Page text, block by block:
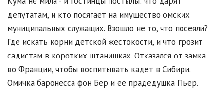
депутатам, и кто посягает на имущество омских
муниципальных служащих. Взошло не то, что посеяли?
Где искать корни детской жестокости, и что грозит
садистам в коротких штанишках. Отказался от замка
во Франции, чтобы воспитывать кадет в Сибири.
Омичка баронесса фон Бер и ее прадедушка Пьер.